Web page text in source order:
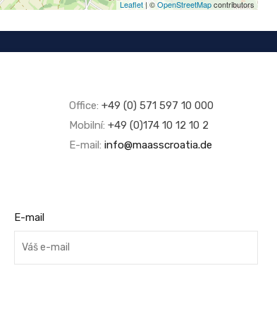
Leaflet| ©OpenStreetMapcontributors
Office: +49 (0) 571 597 10 000
Mobilní: +49 (0)174 10 12 10 2
E-mail: info@maasscroatia.de
E-mail